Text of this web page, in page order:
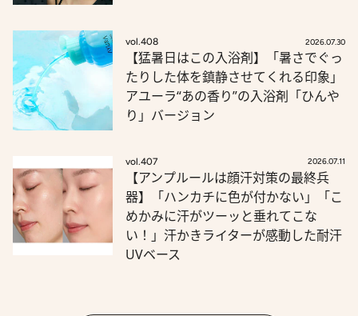
vol.408 2026.07.30
【猛暑日はこの入浴剤】「暑さでぐっ
たりした体を鎮静させてくれる印象」
アユーラ“あの香り”の入浴剤「ひんや
り」バージョン
vol.407 2026.07.11
【アンプルールは顔汗対策の最終兵
器】「ハンカチに色が付かない」「こ
めかみに汗がツーッと垂れてこな
い！」汗かきライターが感動した耐汗
UVベース